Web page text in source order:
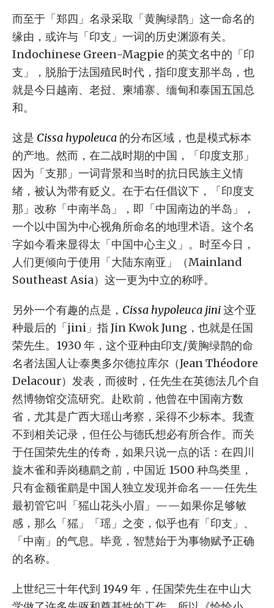
而至于「郑四」名录采取「黄胸绿鹊」这一命名的
缘由，或许与「印支」一词的历史渊源有关。
Indochinese Green-Magpie 的英文名中的「印
支」，脱胎于法国殖民时代，指印度支那半岛，也
就是今日越南、老挝、柬埔寨、缅甸和泰国五国总
和。
这是 Cissa hypoleuca 的分布区域，也是模式标本
的产地。然而，在二战时期的中国，「印度支那」
因为「支那」一词背景和当时的抗日民族主义情
绪，被认为带有贬义。在于右任倡议下，「印度支
那」改称「中南半岛」，即「中国南边的半岛」，
一个以中国为中心视角所命名的地理术语。这个名
字如今看来显得太「中国中心主义」。时至今日，
人们更倾向于使用「大陆东南亚」（Mainland
Southeast Asia）这一更为中立的称呼。
另外一个有趣的点是， Cissa hypoleuca jini这个亚
种最后的「jini」指 Jin Kwok Jung，也就是任国
荣先生。1930 年，这个亚种由印支/黄胸绿鹊的命
名者法国人让·泰奥多尔·德拉库尔（Jean Théodore
Delacour）发表，而彼时，任先生在英德法几个自
然博物馆交流研究。赴欧前，他曾在中国南方数
省，尤其是广西大瑶山考察，采得不少标本。我查
不到相关记录，但任公与德氏想必有所合作。而关
于任国荣先生的传奇，如果只说一点的话：在四川
旋木雀和弄岗穗鹛之前，中国近 1500 种鸟类里，
只有金额雀鹛是中国人独立发现并命名——任先生
最初管它叫「猺山花头小眉」——如果你足够敏
感，那么「猺」「瑶」之变，似乎也有「印支」、
「中南」的气息。毕竟，智慧始于为事物赋予正确
的名称。
上世纪三十年代到 1949 年，任国荣先生在中山大